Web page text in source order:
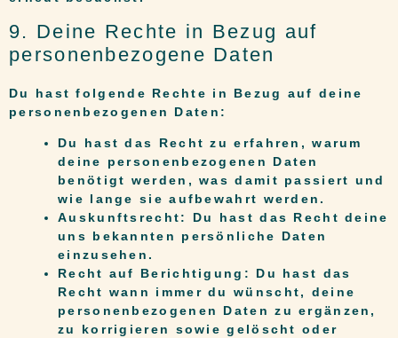
9. Deine Rechte in Bezug auf
personenbezogene Daten
Du hast folgende Rechte in Bezug auf deine
personenbezogenen Daten:
Du hast das Recht zu erfahren, warum
deine personenbezogenen Daten
benötigt werden, was damit passiert und
wie lange sie aufbewahrt werden.
Auskunftsrecht: Du hast das Recht deine
uns bekannten persönliche Daten
einzusehen.
Recht auf Berichtigung: Du hast das
Recht wann immer du wünscht, deine
personenbezogenen Daten zu ergänzen,
zu korrigieren sowie gelöscht oder